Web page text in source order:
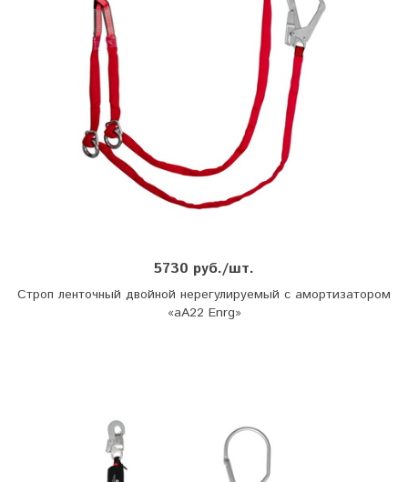
5730 руб./шт.
Строп ленточный двойной нерегулируемый с амортизатором
«аА22 Enrg»